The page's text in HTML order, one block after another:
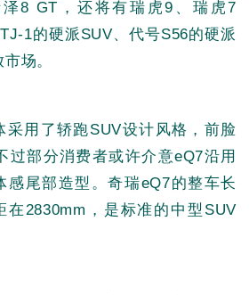
8 GT，还将有瑞虎9、瑞虎7
1的硬派SUV、代号S56的硬派
场。
采用了轿跑SUV设计风格，前脸
过部分消费者或许介意eQ7沿用
感尾部造型。奇瑞eQ7的整车长
在2830mm，是标准的中型SUV